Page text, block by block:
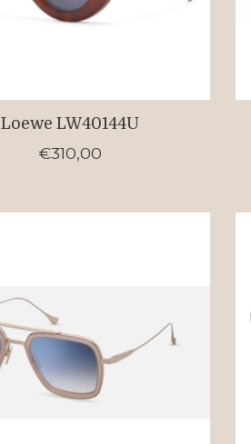
Loewe LW40144U
€310,00